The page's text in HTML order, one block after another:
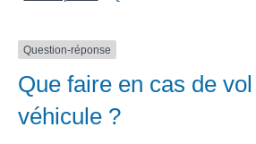
Question-réponse
Que faire en cas de
véhicule ?